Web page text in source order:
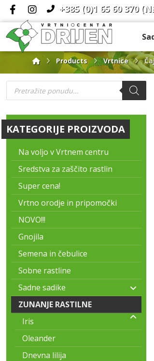
+385 (0)1 65 60 370
Products Vrtnice
KATEGORIJE PROIZVODA
Na voljo v Vrtnem centru
Sredstva za zaščito rastlin
Super cena!
Vrtno orodje in pripomočki
NOVO!!!
Gnojila
Semena in čebulice
Sobne rastline
Sadne sadike
ZUNANJE RASTILNE
Iris
Oleander
Dnevna lilija